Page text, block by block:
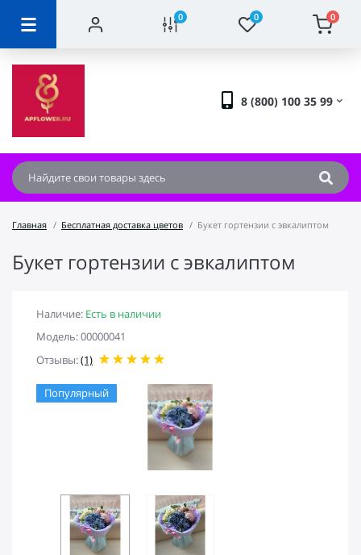
0 0 0
8 (800) 100 35 99
Главная Бесплатная доставка цветов Букет гортензии с эвкалиптом
Букет гортензии с эвкалиптом
Наличие: Есть в наличии
Модель: 00000041
Отзывы:(1)
Популярный